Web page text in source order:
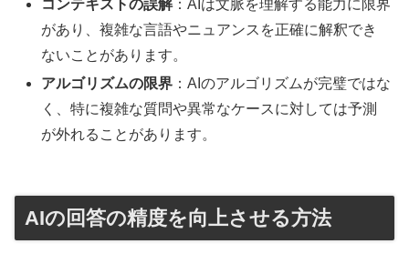
コンテキストの誤解：AIは文脈を理解する能力に限界
があり、複雑な言語やニュアンスを正確に解釈でき
ないことがあります。
アルゴリズムの限界 ：AIのアルゴリズムが完璧ではな
く、特に複雑な質問や異常なケースに対しては予測
が外れることがあります。
AIの回答の精度を向上させる方法